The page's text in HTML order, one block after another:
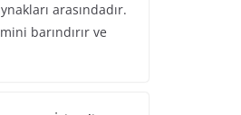
arasındadır.
barındırır ve